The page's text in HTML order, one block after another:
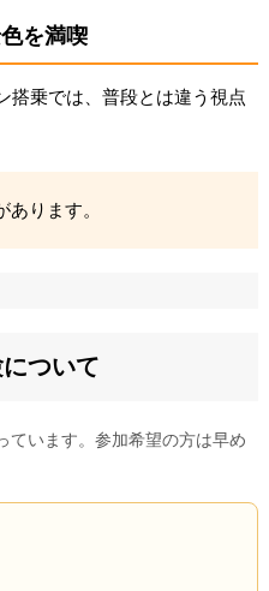
を満喫
搭乗では、普段とは違う視点
ります。
ついて
ています。参加希望の方は早め